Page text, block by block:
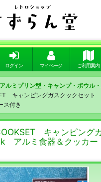
ログイン マイページ ご利用案内
ルミプリン型・キャンプ・ボウル
キャンピングガスクックセッ
ス付き
キャンピング
アルミ食器＆クッカ